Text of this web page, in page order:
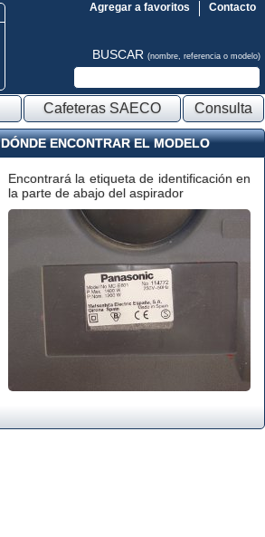
Contacto
Agregar a favoritos
BUSCAR (nombre, referencia o modelo)
Cafeteras SAECO Consulta
DÓNDE ENCONTRAR EL MODELO
Encontrará la etiqueta de identificación en
la parte de abajo del aspirador